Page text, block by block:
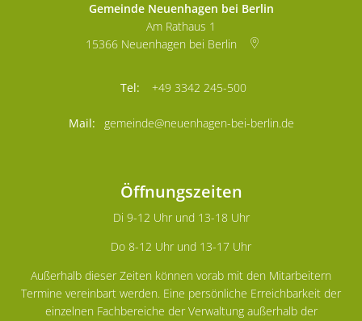
Gemeinde Neuenhagen bei Berlin
Am Rathaus 1
15366 Neuenhagen bei Berlin
+49 3342 245-500
gemeinde@neuenhagen-bei-berlin.de
Öffnungszeiten
Di 9-12 Uhr und 13-18 Uhr
Do 8-12 Uhr und 13-17 Uhr
Außerhalb dieser Zeiten können vorab mit den Mitarbeitern
Termine vereinbart werden. Eine persönliche Erreichbarkeit der
einzelnen Fachbereiche der Verwaltung außerhalb der